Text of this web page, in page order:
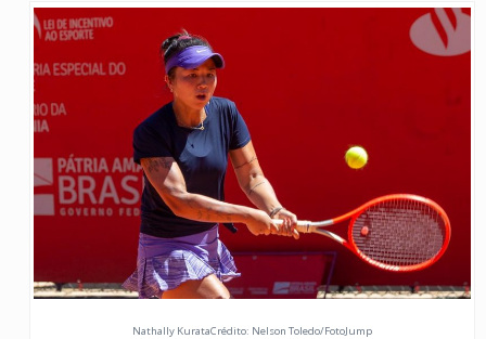
Nathally KurataCrédito: Nelson Toledo/FotoJump